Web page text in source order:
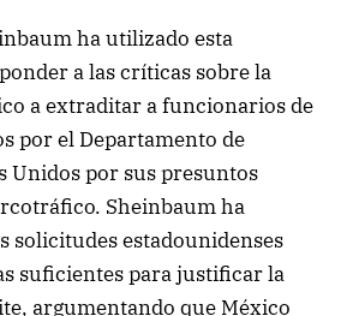
ha utilizado esta
a las críticas sobre la
a extraditar a funcionarios de
por el Departamento de
Unidos por sus presuntos
Sheinbaum ha
solicitudes estadounidenses
suficientes para justificar la
argumentando que México